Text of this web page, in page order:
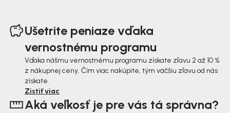
Ušetrite peniaze vďaka
vernostnému programu
Vďaka nášmu vernostnému programu získate zľavu 2 až 10 %
z nákupnej ceny. Čím viac nakúpite, tým väčšiu zľavu od nás
získate.
Zistiť viac
Aká veľkosť je pre vás tá správna?